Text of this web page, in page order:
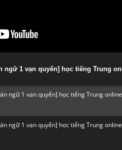
ngữ 1 vạn quyển] học tiếng Trung
ngữ 1 vạn quyển] học tiếng Trung
ngữ 1 vạn quyển] học tiếng Trung